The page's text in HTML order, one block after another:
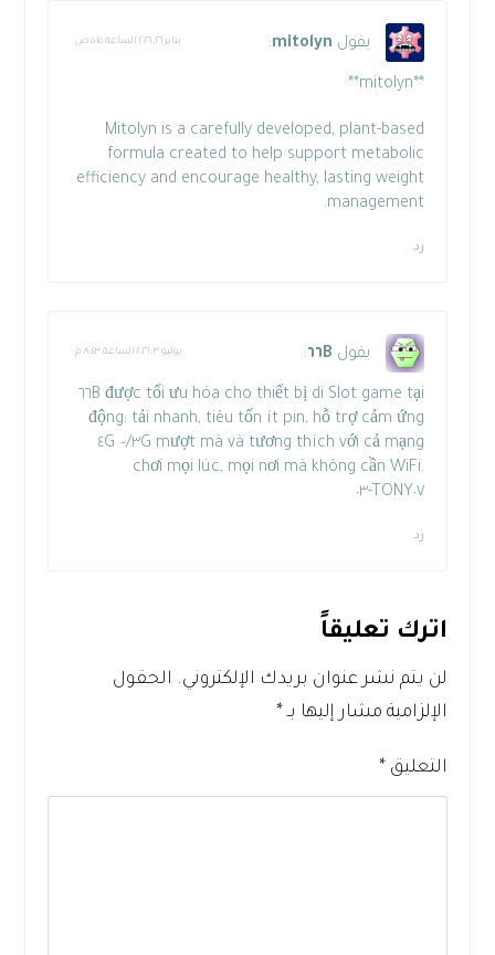
يقول mitolyn
: يناير ٢٦, ٢٠٢٦ الساعة ٥:١٥ ص
**mitolyn**
Mitolyn is a carefully developed, plant-based
formula created to help support metabolic
efficiency and encourage healthy, lasting weight
management.
رد
يقول ٦٦B: يوليو ٣, ٢٠٢٦ الساعة ٨:٤٣ م
Slot game tại ٦٦B được tối ưu hóa cho thiết bị di
động: tải nhanh, tiêu tốn ít pin, hỗ trợ cảm ứng
mượt mà và tương thích với cả mạng ٣G/٤G –
chơi mọi lúc, mọi nơi mà không cần WiFi.
TONY٠٧-٠٣
رد
اترك تعليقاً
لن يتم نشر عنوان بريدك الإلكتروني. الحقول
الإلزامية مشار إليها بـ *
التعليق *